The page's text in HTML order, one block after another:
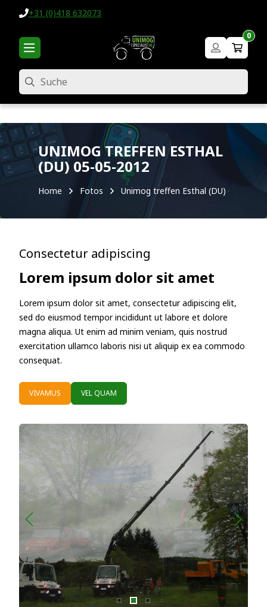
+31 (0)418 632073
0
Suche
UNIMOG TREFFEN ESTHAL
(DU) 05-05-2012
Home Fotos Unimog treffen Esthal (DU) 05-05-
Consectetur adipiscing
Lorem ipsum dolor sit amet
Lorem ipsum dolor sit amet, consectetur adipiscing elit,
sed do eiusmod tempor incididunt ut labore et dolore
magna aliqua. Ut enim ad minim veniam, quis nostrud
exercitation ullamco laboris nisi ut aliquip ex ea commodo
consequat.
VIVAMUS VEL QUAM